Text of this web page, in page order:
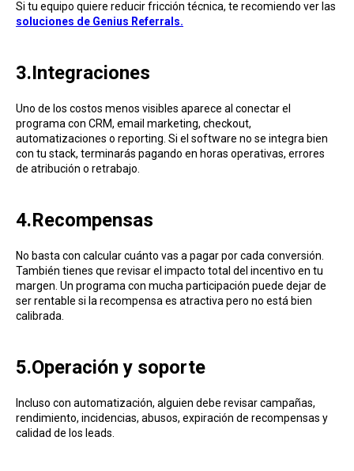
Si tu equipo quiere reducir fricción técnica, te recomiendo ver las
soluciones de Genius Referrals.
3.Integraciones
Uno de los costos menos visibles aparece al conectar el
programa con CRM, email marketing, checkout,
automatizaciones o reporting. Si el software no se integra bien
con tu stack, terminarás pagando en horas operativas, errores
de atribución o retrabajo.
4.Recompensas
No basta con calcular cuánto vas a pagar por cada conversión.
También tienes que revisar el impacto total del incentivo en tu
margen. Un programa con mucha participación puede dejar de
ser rentable si la recompensa es atractiva pero no está bien
calibrada.
5.Operación y soporte
Incluso con automatización, alguien debe revisar campañas,
rendimiento, incidencias, abusos, expiración de recompensas y
calidad de los leads.